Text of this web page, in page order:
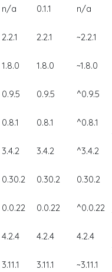
n/a 0.1.1 n/a
2.2.1 2.2.1 ~2.2.1
1.8.0 1.8.0 ~1.8.0
0.9.5 0.9.5 ^0.9.5
0.8.1 0.8.1 ^0.8.1
3.4.2 3.4.2 ^3.4.2
0.30.2 0.30.2 0.30.2
0.0.22 0.0.22 ^0.0.22
4.2.4 4.2.4 4.2.4
3.11.1 3.11.1 ~3.11.1